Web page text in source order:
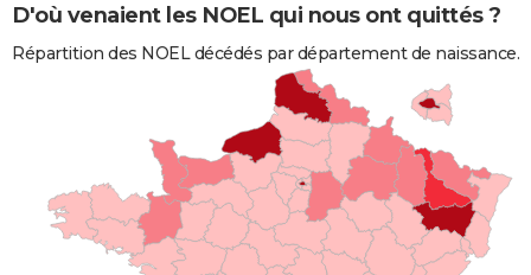
D'où venaient les NOEL qui nous ont quittés ?
Répartition des NOEL décédés par département de naissance.